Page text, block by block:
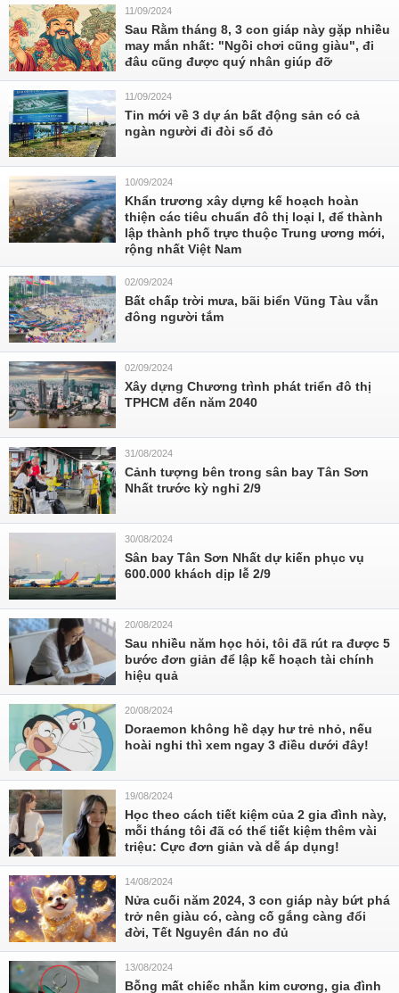
11/09/2024
Sau Rằm tháng 8, 3 con giáp này gặp nhiều
may mắn nhất: "Ngồi chơi cũng giàu", đi
đâu cũng được quý nhân giúp đỡ
11/09/2024
Tin mới về 3 dự án bất động sản có cả
ngàn người đi đòi sổ đỏ
10/09/2024
Khẩn trương xây dựng kế hoạch hoàn
thiện các tiêu chuẩn đô thị loại I, để thành
lập thành phố trực thuộc Trung ương mới,
rộng nhất Việt Nam
02/09/2024
Bất chấp trời mưa, bãi biển Vũng Tàu vẫn
đông người tắm
02/09/2024
Xây dựng Chương trình phát triển đô thị
TPHCM đến năm 2040
31/08/2024
Cảnh tượng bên trong sân bay Tân Sơn
Nhất trước kỳ nghỉ 2/9
30/08/2024
Sân bay Tân Sơn Nhất dự kiến phục vụ
600.000 khách dịp lễ 2/9
20/08/2024
Sau nhiều năm học hỏi, tôi đã rút ra được 5
bước đơn giản để lập kế hoạch tài chính
hiệu quả
20/08/2024
Doraemon không hề dạy hư trẻ nhỏ, nếu
hoài nghi thì xem ngay 3 điều dưới đây!
19/08/2024
Học theo cách tiết kiệm của 2 gia đình này,
mỗi tháng tôi đã có thể tiết kiệm thêm vài
triệu: Cực đơn giản và dễ áp dụng!
14/08/2024
Nửa cuối năm 2024, 3 con giáp này bứt phá
trở nên giàu có, càng cố gắng càng đổi
đời, Tết Nguyên đán no đủ
13/08/2024
Bỗng mất chiếc nhẫn kim cương, gia đình